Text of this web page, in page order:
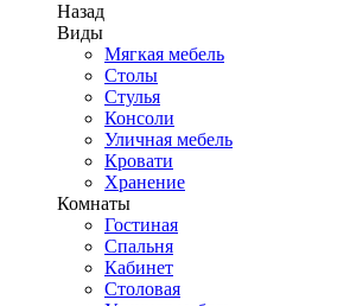
Назад
Виды
Мягкая мебель
Столы
Стулья
Консоли
Уличная мебель
Кровати
Хранение
Комнаты
Гостиная
Спальня
Кабинет
Столовая